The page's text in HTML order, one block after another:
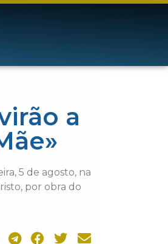
a
5 de agosto, na
por obra do